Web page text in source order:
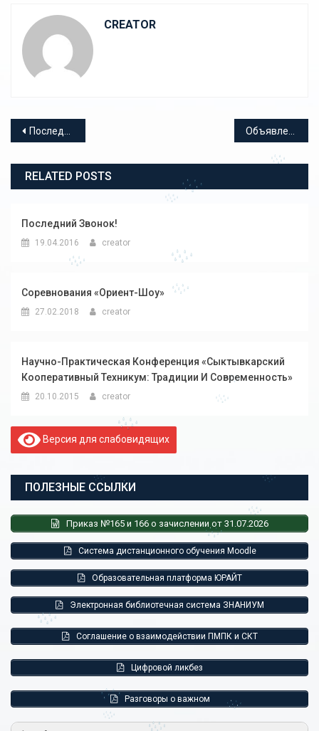
CREATOR
Навигация по записям
Последний звонок!
RELATED POSTS
Последний Звонок!
19.04.2016 creator
Соревнования «Ориент-Шоу»
27.02.2018 creator
Научно-Практическая Конференция «Сыктывкарский
Кооперативный Техникум: Традиции И Современность»
20.10.2015 creator
Версия для слабовидящих
ПОЛЕЗНЫЕ ССЫЛКИ
Приказ №165 и 166 о зачислении от 31.07.2026
Система дистанционного обучения Moodle
Образовательная платформа ЮРАЙТ
Электронная библиотечная система ЗНАНИУМ
Соглашение о взаимодействии ПМПК и СКТ
Цифровой ликбез
Разговоры о важном